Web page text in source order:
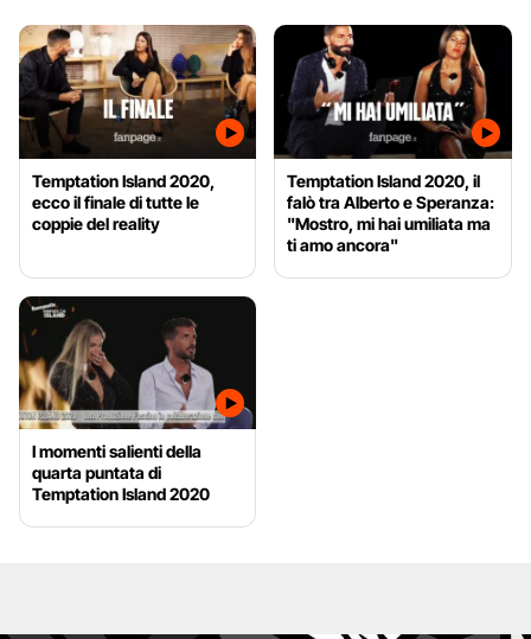
Temptation Island 2020,
ecco il finale di tutte le
coppie del reality
Temptation Island 2020, il
falò tra Alberto e Speranza:
"Mostro, mi hai umiliata ma
ti amo ancora"
I momenti salienti della
quarta puntata di
Temptation Island 2020